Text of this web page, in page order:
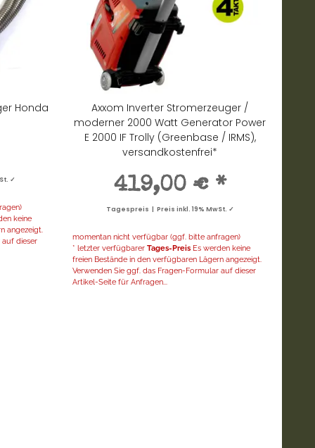
Honda
✓
keine
angezeigt.
auf dieser
Axxom Inverter Stromerzeuger /
moderner 2000 Watt Generator Power
E 2000 IF Trolly (Greenbase / IRMS),
versandkostenfrei*
419,00 € *
Tagespreis | Preis inkl. 19% MwSt. ✓
momentan nicht verfügbar (ggf. bitte anfragen)
* letzter verfügbarer Tages-PreisEs werden keine
freien Bestände in den verfügbaren Lägern angezeigt.
Verwenden Sie ggf. das Fragen-Formular auf dieser
Artikel-Seite für Anfragen...